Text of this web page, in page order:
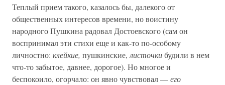
Теплый прием такого, казалось бы, далекого от
общественных интересов времени, но воистину
народного Пушкина радовал Достоевского (сам он
воспринимал эти стихи еще и как-то по-особому
личностно: клейкие, пушкинские, листочкибудили в нем
что-то забытое, давнее, дорогое). Но многое и
беспокоило, огорчало: он явно чувствовал —его